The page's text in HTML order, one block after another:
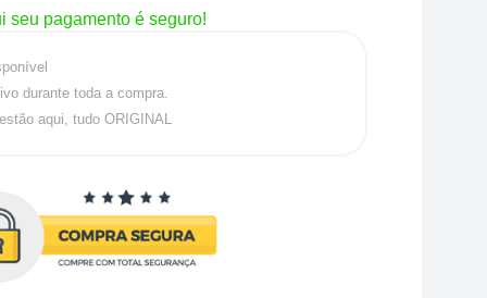
seu pagamento é seguro!
durante toda a compra.
aqui, tudo ORIGINAL